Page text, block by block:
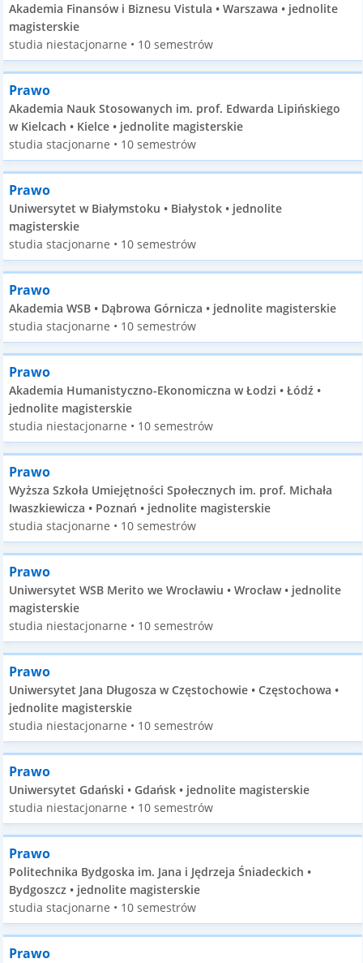
Akademia Finansów i Biznesu Vistula • Warszawa • jednolite
magisterskie
studia niestacjonarne • 10 semestrów
Prawo
Akademia Nauk Stosowanych im. prof. Edwarda Lipińskiego
w Kielcach • Kielce • jednolite magisterskie
studia stacjonarne • 10 semestrów
Prawo
Uniwersytet w Białymstoku • Białystok • jednolite
magisterskie
studia stacjonarne • 10 semestrów
Prawo
Akademia WSB • Dąbrowa Górnicza • jednolite magisterskie
studia stacjonarne • 10 semestrów
Prawo
Akademia Humanistyczno-Ekonomiczna w Łodzi • Łódź •
jednolite magisterskie
studia niestacjonarne • 10 semestrów
Prawo
Wyższa Szkoła Umiejętności Społecznych im. prof. Michała
Iwaszkiewicza • Poznań • jednolite magisterskie
studia stacjonarne • 10 semestrów
Prawo
Uniwersytet WSB Merito we Wrocławiu • Wrocław • jednolite
magisterskie
studia niestacjonarne • 10 semestrów
Prawo
Uniwersytet Jana Długosza w Częstochowie • Częstochowa •
jednolite magisterskie
studia niestacjonarne • 10 semestrów
Prawo
Uniwersytet Gdański • Gdańsk • jednolite magisterskie
studia niestacjonarne • 10 semestrów
Prawo
Politechnika Bydgoska im. Jana i Jędrzeja Śniadeckich •
Bydgoszcz • jednolite magisterskie
studia stacjonarne • 10 semestrów
Prawo